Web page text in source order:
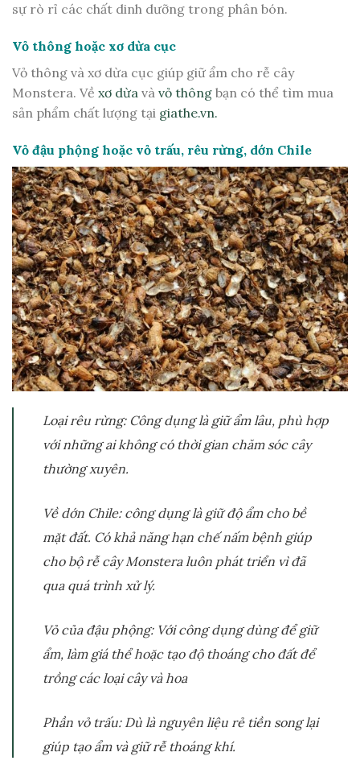
sự rò rỉ các chất dinh dưỡng trong phân bón.
Vỏ thông hoặc xơ dừa cục
Vỏ thông và xơ dừa cục giúp giữ ẩm cho rễ cây
Monstera. Về xơ dừa và vỏ thông bạn có thể tìm mua
sản phẩm chất lượng tại giathe.vn.
Vỏ đậu phộng hoặc vỏ trấu, rêu rừng, dớn Chile
Loại rêu rừng: Công dụng là giữ ẩm lâu, phù hợp
với những ai không có thời gian chăm sóc cây
thường xuyên.
Về dớn Chile: công dụng là giữ độ ẩm cho bề
mặt đất. Có khả năng hạn chế nấm bệnh giúp
cho bộ rễ cây Monstera luôn phát triển vì đã
qua quá trình xử lý.
Vỏ của đậu phộng: Với công dụng dùng để giữ
ẩm, làm giá thể hoặc tạo độ thoáng cho đất để
trồng các loại cây và hoa
Phần vỏ trấu: Dù là nguyên liệu rẻ tiền song lại
giúp tạo ẩm và giữ rễ thoáng khí.